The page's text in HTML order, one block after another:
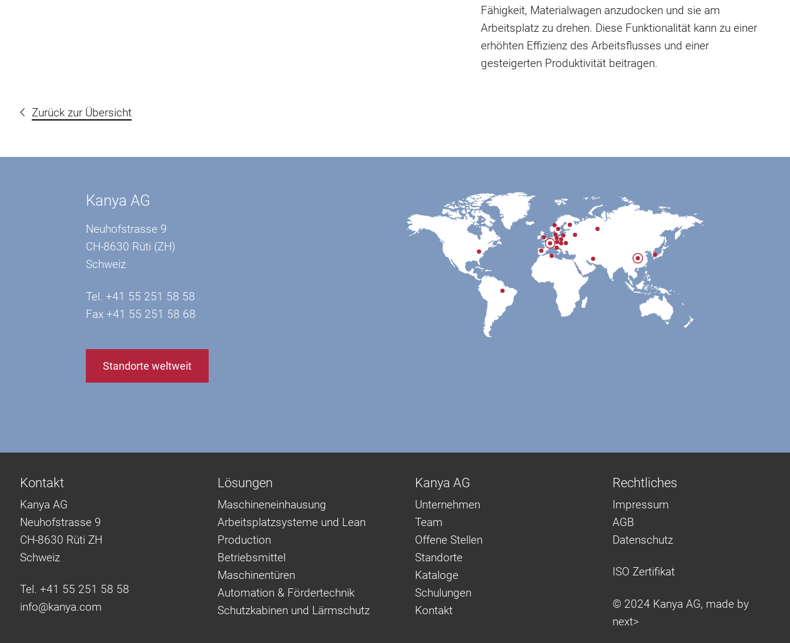
Fähigkeit, Materialwagen anzudocken und sie am
Arbeitsplatz zu drehen. Diese Funktionalität kann zu einer
erhöhten Effizienz des Arbeitsflusses und einer
gesteigerten Produktivität beitragen.
Zurück zur Übersicht
Kanya AG
Neuhofstrasse 9
CH-8630 Rüti (ZH)
Schweiz
Tel. +41 55 251 58 58
Fax +41 55 251 58 68
Standorte weltweit
Kontakt
Kanya AG
Neuhofstrasse 9
CH-8630 Rüti ZH
Schweiz
Tel. +41 55 251 58 58
info@kanya.com
Lösungen
Maschineneinhausung
Arbeitsplatzsysteme und Lean
Production
Betriebsmittel
Maschinentüren
Automation & Fördertechnik
Schutzkabinen und Lärmschutz
Kanya AG
Unternehmen
Team
Offene Stellen
Standorte
Kataloge
Schulungen
Kontakt
Rechtliches
Impressum
AGB
Datenschutz
ISO Zertifikat
© 2024 Kanya AG, made by
next>